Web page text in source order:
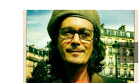
Agnès Sinaï